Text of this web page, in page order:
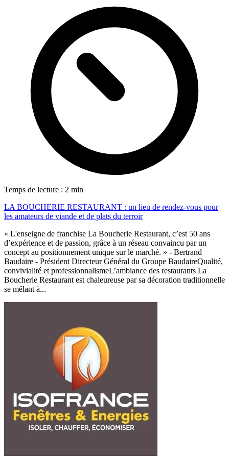
Temps de lecture : 2 min
LA BOUCHERIE RESTAURANT : un lieu de rendez-vous pour
les amateurs de viande et de plats du terroir
« L'enseigne de franchise La Boucherie Restaurant, c’est 50 ans
d’expérience et de passion, grâce à un réseau convaincu par un
concept au positionnement unique sur le marché. » - Bertrand
Baudaire - Président Directeur Général du Groupe BaudaireQualité,
convivialité et professionnalismeL’ambiance des restaurants La
Boucherie Restaurant est chaleureuse par sa décoration traditionnelle
se mêlant à...